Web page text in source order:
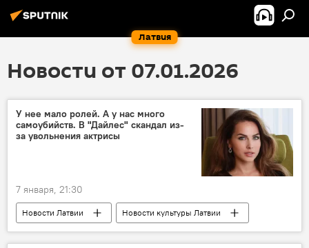
Латвия
Новости от 07.01.2026
У нее мало ролей. А у нас много
самоубийств. В "Дайлес" скандал из-
за увольнения актрисы
7 января, 21:30
Новости Латвии
Новости культуры Латвии
театр "Дайлес"
актриса